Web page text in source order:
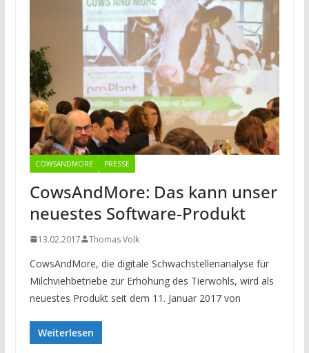
COWSANDMORE PRESSE
CowsAndMore: Das kann unser
neuestes Software-Produkt
13.02.2017 Thomas Volk
CowsAndMore, die digitale Schwachstellenanalyse für
Milchviehbetriebe zur Erhöhung des Tierwohls, wird als
neuestes Produkt seit dem 11. Januar 2017 von
Weiterlesen